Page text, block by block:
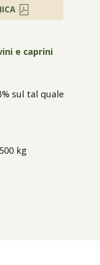
e caprini
sul tal quale
kg